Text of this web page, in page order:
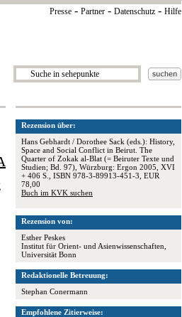
Presse - Partner - Datenschutz - Hilfe
Rezension über:
Hans Gebhardt / Dorothee Sack (eds.): History,
Space and Social Conflict in Beirut. The
Quarter of Zokak al-Blat (= Beiruter Texte und
Studien; Bd. 97), Würzburg: Ergon 2005, XVI
+ 406 S., ISBN 978-3-89913-451-3, EUR
78,00
Buch im KVK suchen
Rezension von:
Esther Peskes
Institut für Orient- und Asienwissenschaften,
Universität Bonn
Redaktionelle Betreuung:
Stephan Conermann
Empfohlene Zitierweise: